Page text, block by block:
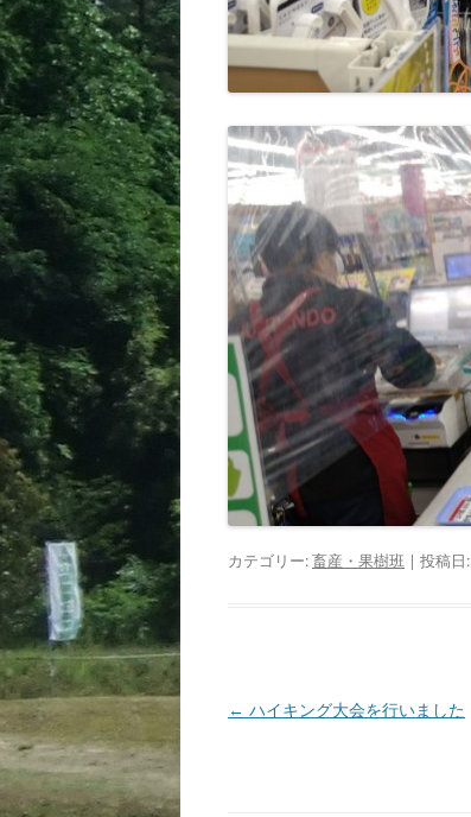
カテゴリー:畜産・果樹班 | 投稿日:
投
← ハイキング大会を行いました